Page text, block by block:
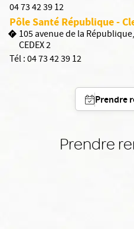
04 73 42 39 12
Pôle Santé République -
105 avenue de la
CEDEX 2
Tél :04 73 42 39 12
Prendre
Prendre